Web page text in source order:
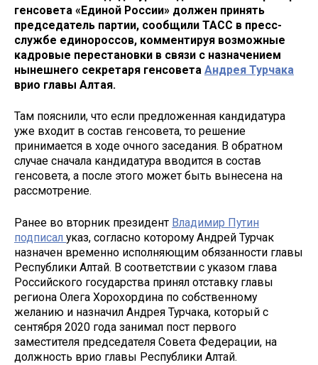
генсовета «Единой России» должен принять
председатель партии, сообщили ТАСС в пресс-
службе единороссов, комментируя возможные
кадровые перестановки в связи с назначением
нынешнего секретаря генсовета Андрея Турчака
врио главы Алтая.
Там пояснили, что если предложенная кандидатура
уже входит в состав генсовета, то решение
принимается в ходе очного заседания. В обратном
случае сначала кандидатура вводится в состав
генсовета, а после этого может быть вынесена на
рассмотрение.
Ранее во вторник президент Владимир Путин
подписал указ, согласно которому Андрей Турчак
назначен временно исполняющим обязанности главы
Республики Алтай. В соответствии с указом глава
Российского государства принял отставку главы
региона Олега Хорохордина по собственному
желанию и назначил Андрея Турчака, который с
сентября 2020 года занимал пост первого
заместителя председателя Совета Федерации, на
должность врио главы Республики Алтай.